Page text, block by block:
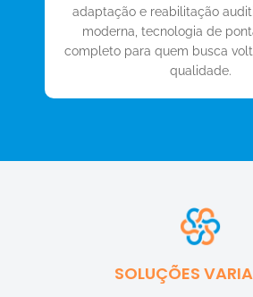
adaptação e reabilitação
moderna, tecnologia de
completo para quem busca
qualidade.
SOLUÇÕES